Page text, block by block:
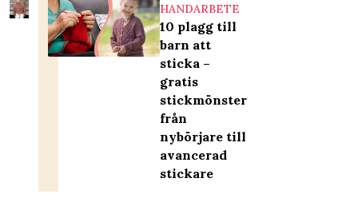
HANDARBETE
10 plagg till
barn att
sticka –
gratis
stickmönster
från
nybörjare till
avancerad
stickare